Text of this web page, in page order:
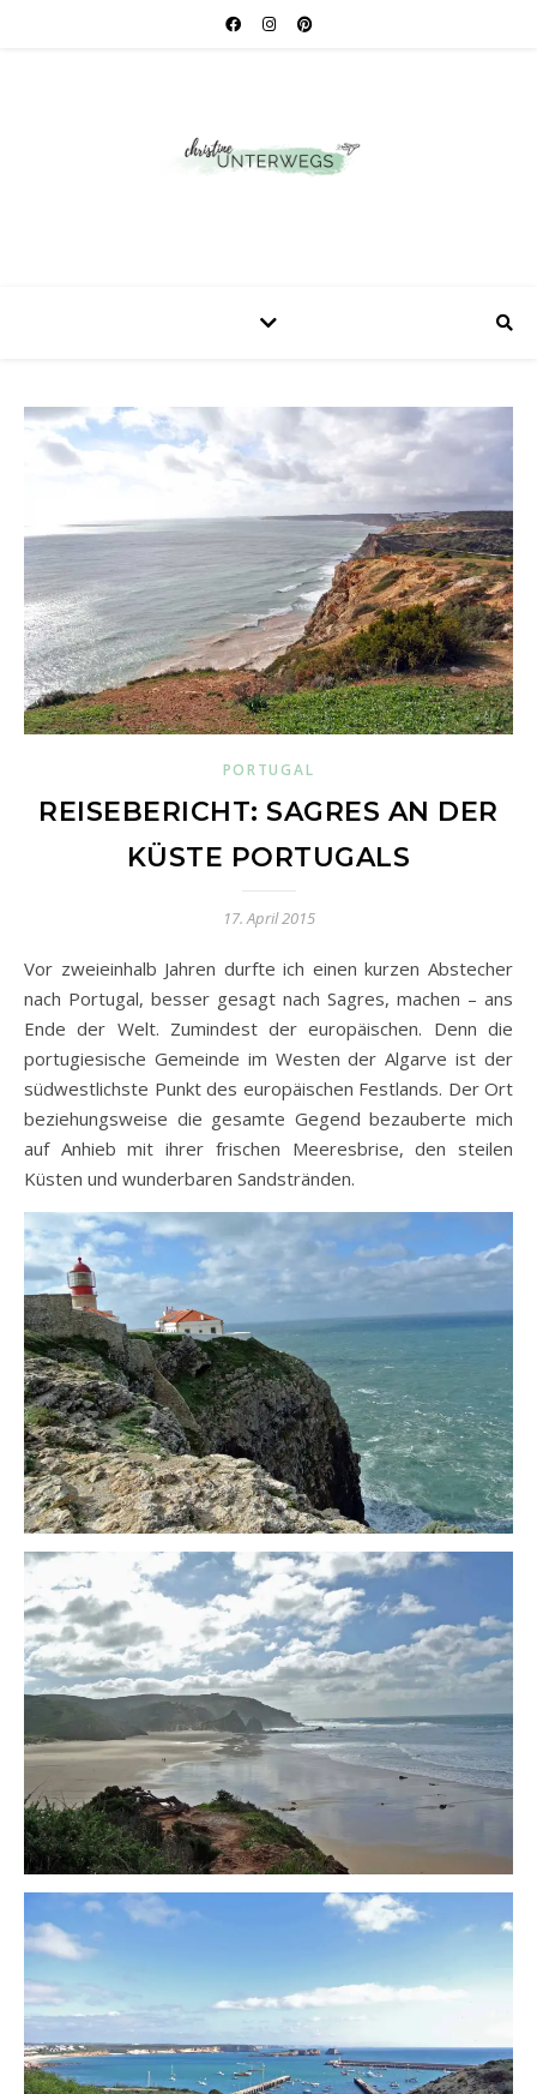
PORTUGAL
REISEBERICHT: SAGRES AN DER
KÜSTE PORTUGALS
17. April 2015
Vor zweieinhalb Jahren durfte ich einen kurzen Abstecher
nach Portugal, besser gesagt nach Sagres, machen – ans
Ende der Welt. Zumindest der europäischen. Denn die
portugiesische Gemeinde im Westen der Algarve ist der
südwestlichste Punkt des europäischen Festlands. Der Ort
beziehungsweise die gesamte Gegend bezauberte mich
auf Anhieb mit ihrer frischen Meeresbrise, den steilen
Küsten und wunderbaren Sandstränden.